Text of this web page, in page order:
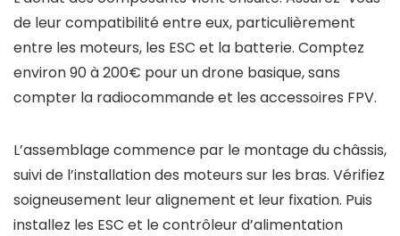
de leur compatibilité entre eux, particulièrement
entre les moteurs, les ESC et la batterie. Comptez
environ 90 à 200€ pour un drone basique, sans
compter la radiocommande et les accessoires FPV.
L’assemblage commence par le montage du châssis,
suivi de l’installation des moteurs sur les bras. Vérifiez
soigneusement leur alignement et leur fixation. Puis
installez les ESC et le contrôleur d’alimentation